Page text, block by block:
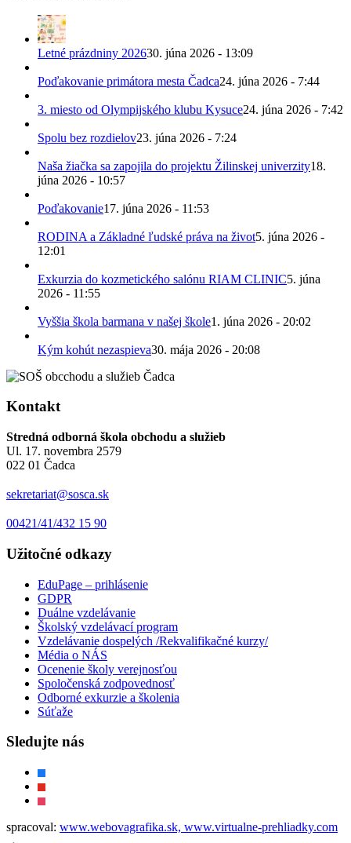
Letné prázdniny 202630. júna 2026 - 13:09
Poďakovanie primátora mesta Čadca24. júna 2026 - 7:44
3. miesto od Olympijského klubu Kysuce24. júna 2026 - 7:42
Spolu bez rozdielov23. júna 2026 - 7:24
Naša žiačka sa zapojila do projektu Žilinskej univerzity18.
júna 2026 - 10:57
Poďakovanie17. júna 2026 - 11:53
RODINA a Základné ľudské práva na život5. júna 2026 -
12:01
Exkurzia do kozmetického salónu RIAM CLINIC5. júna
2026 - 11:55
Vyššia škola barmana v našej škole1. júna 2026 - 20:02
Kým kohút nezaspieva30. mája 2026 - 20:08
Kontakt
Stredná odborná škola obchodu a služieb
Ul. 17. novembra 2579
022 01 Čadca
sekretariat@sosca.sk
00421/41/432 15 90
Užitočné odkazy
EduPage – prihlásenie
GDPR
Duálne vzdelávanie
Školský vzdelávací program
Vzdelávanie dospelých /Rekvalifikačné kurzy/
Média o NÁS
Ocenenie školy verejnosťou
Spoločenská zodpovednosť
Odborné exkurzie a školenia
Súťaže
Sledujte nás
facebook
youtube
instagram
spracoval: www.webovagrafika.sk, www.virtualne-prehliadky.com